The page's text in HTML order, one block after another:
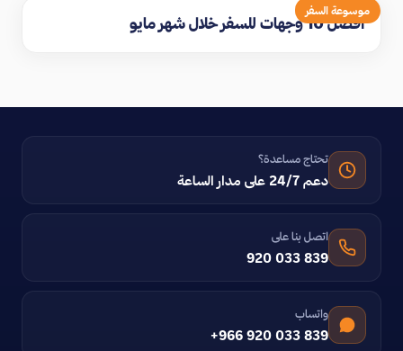
موسوعة السفر
افضل 10 وجهات للسفر خلال شهر مايو
تحتاج مساعدة؟
دعم 24/7 على مدار الساعة
اتصل بنا على
920 033 839
واتساب
+966 920 033 839